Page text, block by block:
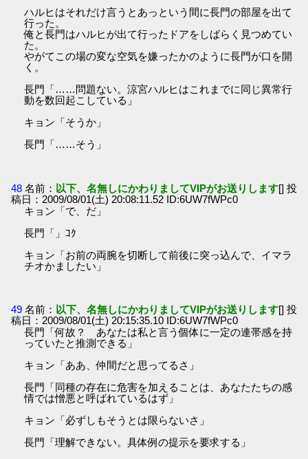
ハルヒはそれだけ言うとあっという間に長門の部屋を出て
行った。
俺と長門はハルヒが出て行ったドアをしばらく見つめてい
た。
やがてこの場の変な空気を嫌ったかのように長門が口を開
く。
長門「……問題ない。涼宮ハルヒはこれまでに同じ異常行
動を数回起こしている」
キョン「そうか」
長門「……そう」
48 名前： 以下、名無しにかわりましてVIPがお送りします[] 投
稿日：2009/08/01(土) 20:08:11.52 ID:6UW7fWPc0
キョン「で、だ」
長門「」ｺｸ
キョン「お前の両腕を切断して前後に突っ込んで、イマラ
チオかましたい」
49 名前： 以下、名無しにかわりましてVIPがお送りします[] 投
稿日：2009/08/01(土) 20:15:35.10 ID:6UW7fWPc0
長門「何故？ あなたは私と言う個体に一定の連帯感を持
っていたと推測できる」
キョン「ああ、仲間だと思ってるさ」
長門「同種の存在に危害を加えることは、あなたたちの感
情では憎悪と呼ばれているはず」
キョン「必ずしもそうとは限らないさ」
長門「理解できない。具体例の提示を要求する」